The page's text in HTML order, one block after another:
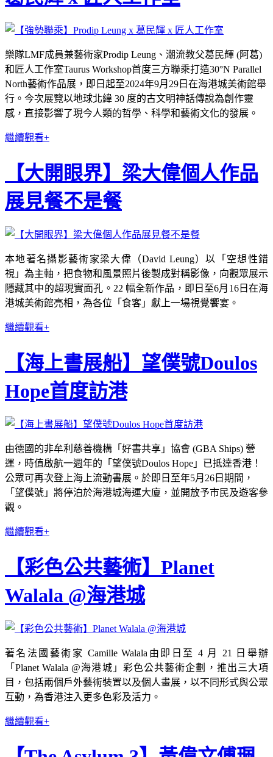
樂隊LMF成員兼藝術家Prodip Leung、潮流教父葛民輝 (阿葛)
和匠人工作室Taurus Workshop首度三方聯乘打造30°N Parallel
North藝術作品展，即日起至2024年9月29日在海港城美術館舉
行。今次展覽以地球北緯 30 度的古文明神話傳說為創作靈
感，直接影響了現今人類的哲學、科學和藝術文化的發展。
繼續觀看+
【大開眼界】梁大偉個人作品
展見餐不是餐
本地著名攝影藝術家梁大偉（David Leung）以「空想性錯
視」為主軸，把食物和風景照片後製成對稱影像，向觀眾展示
隱藏其中的超現實面孔。22 幅全新作品，即日至6月16日在海
港城美術館亮相，為各位「食客」獻上一場視覺饗宴。
繼續觀看+
【海上書展船】望僕號Doulos
Hope首度訪港
由德國的非牟利慈善機構「好書共享」協會 (GBA Ships) 營
運，時值啟航一週年的「望僕號Doulos Hope」已抵達香港！
公眾可再次登上海上流動書展。於即日至年5月26日期間，
「望僕號」將停泊於海港城海運大廈，並開放予市民及遊客參
觀。
繼續觀看+
【彩色公共藝術】Planet
Walala @海港城
著名法國藝術家 Camille Walala由即日至 4 月 21 日舉辦
「Planet Walala @海港城」彩色公共藝術企劃，推出三大項
目，包括兩個戶外藝術裝置以及個人畫展，以不同形式與公眾
互動，為香港注入更多色彩及活力。
繼續觀看+